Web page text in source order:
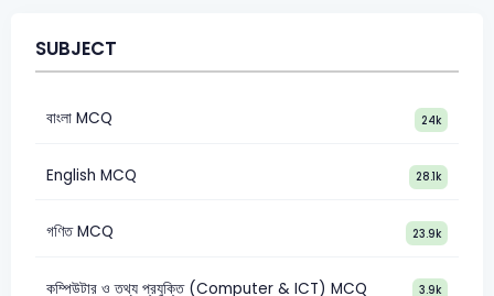
SUBJECT
বাংলা MCQ 24k
English MCQ 28.1k
গণিত MCQ 23.9k
কম্পিউটার ও তথ্য প্রযুক্তি (Computer & ICT) MCQ 3.9k